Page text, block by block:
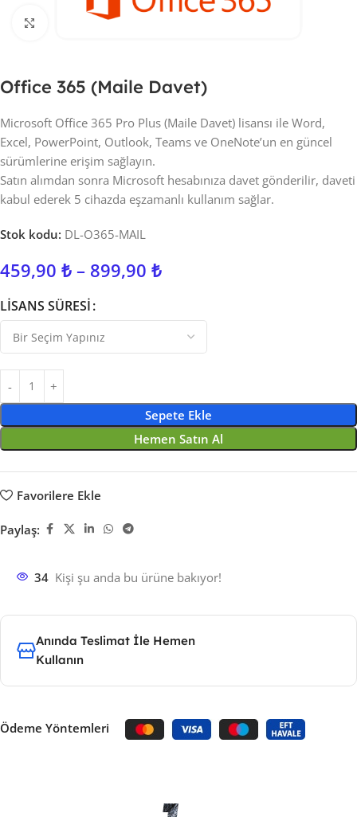
Click to enlarge
Office 365 (Maile Davet)
Microsoft Office 365 Pro Plus (Maile Davet) lisansı ile Word,
Excel, PowerPoint, Outlook, Teams ve OneNote’un en güncel
sürümlerine erişim sağlayın.
Satın alımdan sonra Microsoft hesabınıza davet gönderilir, daveti
kabul ederek 5 cihazda eşzamanlı kullanım sağlar.
Stok kodu: DL-O365-MAIL
459,90 ₺ – 899,90 ₺
LISANS SÜRESI
Sepete Ekle
Hemen Satın Al
Favorilere Ekle
Paylaş:
34 Kişi şu anda bu ürüne bakıyor!
Anında Teslimat İle Hemen
Kullanın
Ödeme Yöntemleri